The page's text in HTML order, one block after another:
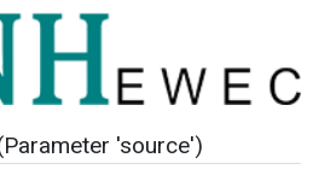
'source')